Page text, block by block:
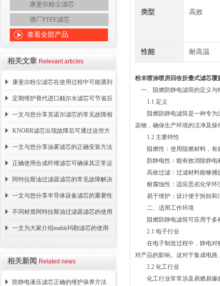
康斐尔粉尘滤芯
酒厂PTFE滤芯
查看全部产品
相关文章 Relevant articles
康斐尔粉尘滤芯在使用过程中可能遇到
的故障相应解决方法分享
定期维护替代进口颇尔水滤芯可节省后
续更换成本
一文与您分享克诺尔滤芯的常见故障相
应解决方法
KNORR滤芯出现故障后可通过这些方
法解决
一文与您分享油雾滤芯的正确安装方法
正确使用合成纤维滤芯可确保其正常运
行
阿特拉斯油过滤器滤芯的常见故障解决
方法介绍
一文与您分享半导体设备滤芯的重要性
不同材质阿特拉斯油过滤器滤芯的使用
周期区别介绍
一文为大家介绍mahle玛勒滤芯的使用
相关新闻 Related news
防静电液压滤芯正确的维护保养方法
类型 高效
性能 耐高温
粉末喷涂喷房回收折叠式滤芯覆
一、阻燃防静电滤筒的定义与
1.1 定义
阻燃防静电滤筒是一种专为过
染物，确保生产环境的洁净及操
1.2 主要特性
阻燃性：使用阻燃材料，有
防静电性：能有效消除静电
高效过滤：过滤材料能够捕
耐腐蚀性：适应恶劣化学环
易于维护：设计便于拆卸和
二、适用工作环境
阻燃防静电滤筒可应用于多
2.1 电子行业
在电子制造过程中，静电对敏
对产品的影响。这对于集成电
2.2 化工行业
化工行业常常涉及易燃易爆的